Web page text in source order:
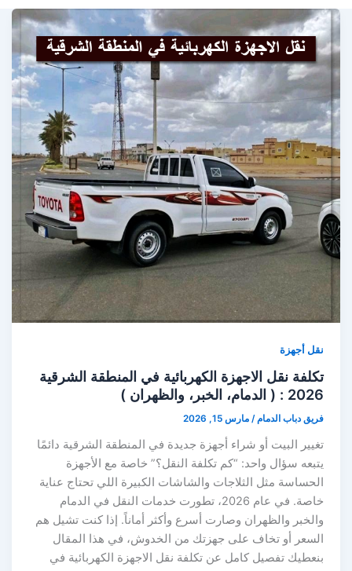
نقل أجهزة
تكلفة نقل الاجهزة الكهربائية في المنطقة الشرقية
2026 : ( الدمام، الخبر، والظهران )
فريق دباب الدمام/مارس 15, 2026
تغيير البيت أو شراء أجهزة جديدة في المنطقة الشرقية دائمًا
يتبعه سؤال واحد: “كم تكلفة النقل؟” خاصة مع الأجهزة
الحساسة مثل الثلاجات والشاشات الكبيرة اللي تحتاج عناية
خاصة. في عام 2026، تطورت خدمات النقل في الدمام
والخبر والظهران وصارت أسرع وأكثر أماناً. إذا كنت تشيل هم
السعر أو تخاف على جهزتك من الخدوش، في هذا المقال
بنعطيك تفصيل كامل عن تكلفة نقل الاجهزة الكهربائية في